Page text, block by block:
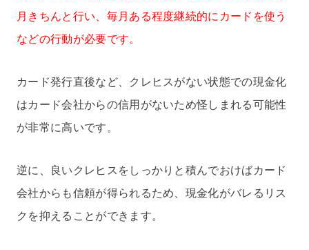
月きちんと行い、毎月ある程度継続的にカードを使う
などの行動が必要です。
カード発行直後など、クレヒスがない状態での現金化
はカード会社からの信用がないため怪しまれる可能性
が非常に高いです。
逆に、良いクレヒスをしっかりと積んでおけばカード
会社からも信頼が得られるため、現金化がバレるリス
クを抑えることができます。